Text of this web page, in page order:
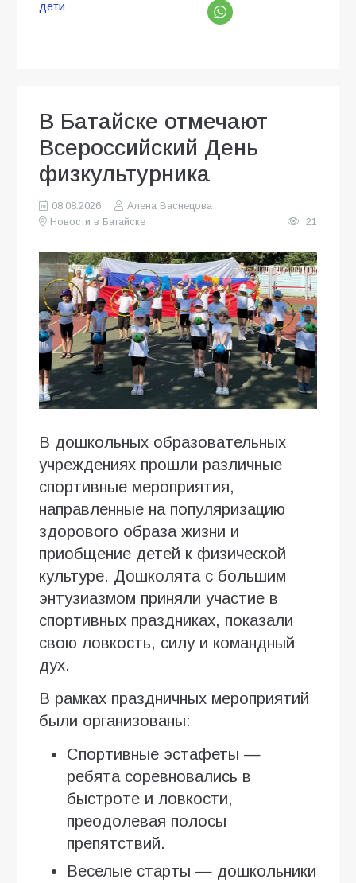
дети
В Батайске отмечают
Всероссийский День
физкультурника
08.08.2026
Алена Васнецова
Новости в Батайске
21
В дошкольных образовательных
учреждениях прошли различные
спортивные мероприятия,
направленные на популяризацию
здорового образа жизни и
приобщение детей к физической
культуре. Дошколята с большим
энтузиазмом приняли участие в
спортивных праздниках, показали
свою ловкость, силу и командный
дух.
В рамках праздничных мероприятий
были организованы:
Спортивные эстафеты —
ребята соревновались в
быстроте и ловкости,
преодолевая полосы
препятствий.
Веселые старты — дошкольники